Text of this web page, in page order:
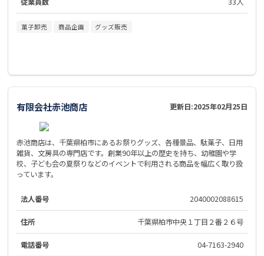
菓子卸売 商品企画 グッズ販売
有限会社赤池商店 更新日:2025年02月25日
赤池商店は、千葉県柏市にあるお祭りグッズ、各種景品、駄菓子、日用
雑貨、文房具の専門店です。創業90年以上の歴史を持ち、幼稚園や学
校、子ども会の夏祭りなどのイベントで利用される商品を幅広く取り扱
っています。
法人番号 2040002088615
住所 千葉県柏市中央１丁目２番２６号
電話番号 04-7163-2940